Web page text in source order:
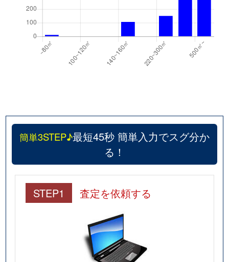
簡単3STEP♪最短45秒 簡単入力でスグ分か
る！
STEP1 査定を依頼する